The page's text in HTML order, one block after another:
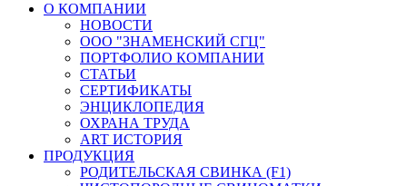
О КОМПАНИИ
НОВОСТИ
ООО "ЗНАМЕНСКИЙ СГЦ"
ПОРТФОЛИО КОМПАНИИ
СТАТЬИ
СЕРТИФИКАТЫ
ЭНЦИКЛОПЕДИЯ
ОХРАНА ТРУДА
ART ИСТОРИЯ
ПРОДУКЦИЯ
РОДИТЕЛЬСКАЯ СВИНКА (F1)